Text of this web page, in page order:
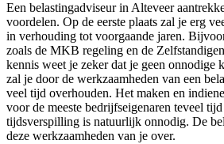
Een belastingadviseur in Alteveer
voordelen. Op de eerste plaats zal je erg
in verhouding tot voorgaande jaren.
zoals de MKB regeling en de
kennis weet je zeker dat je geen onnodige
zal je door de werkzaamheden van een
veel tijd overhouden. Het maken en
voor de meeste bedrijfseigenaren teveel
tijdsverspilling is natuurlijk onnodig. De
deze werkzaamheden van je over.